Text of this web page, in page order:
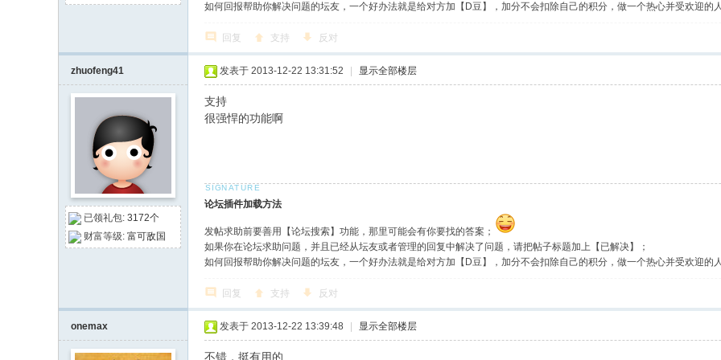
如何回报帮助你解决问题的坛友，一个好办法就是给对方加【D豆】，加分不会扣除自己的积分，做一个热心并受欢迎的
回复 支持 反对
zhuofeng41
已领礼包: 3172个
财富等级: 富可敌国
发表于 2013-12-22 13:31:52 显示全部楼层
支持
很强悍的功能啊
论坛插件加载方法
发帖求助前要善用【论坛搜索】功能，那里可能会有你要找的答案；
如果你在论坛求助问题，并且已经从坛友或者管理的回复中解决了问题，请把帖子标题加上【已解决】；
如何回报帮助你解决问题的坛友，一个好办法就是给对方加【D豆】，加分不会扣除自己的积分，做一个热心并受欢迎的
回复 支持 反对
onemax 发表于 2013-12-22 13:39:48 显示全部楼层
不错，挺有用的